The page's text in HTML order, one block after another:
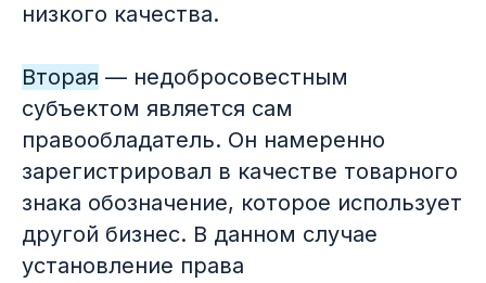
низкого качества.
Вторая — недобросовестным
субъектом является сам
правообладатель. Он намеренно
зарегистрировал в качестве товарного
знака обозначение, которое использует
другой бизнес. В данном случае
установление права